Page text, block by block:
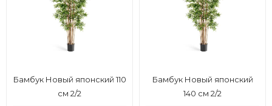
Бамбук Новый японский 110
см 2/2
Бамбук Новый японский
140 см 2/2